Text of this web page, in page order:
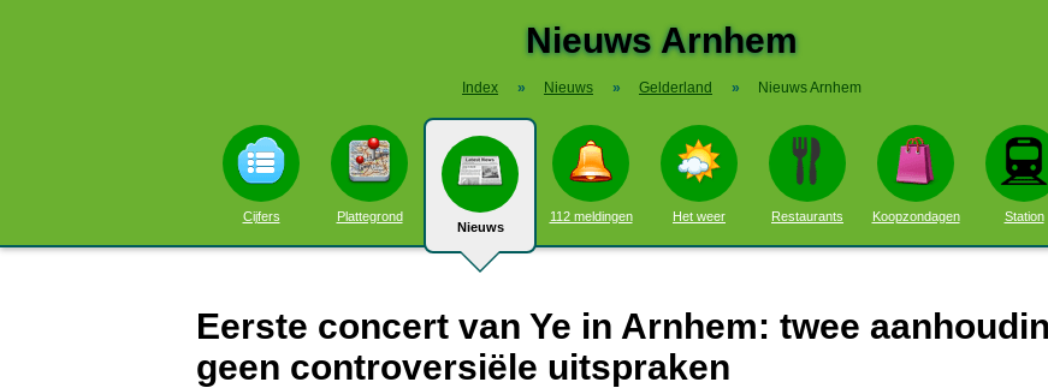
Nieuws Arnhem
Index » Nieuws » Gelderland » Nieuws Arnhem
Cijfers Plattegrond
Nieuws
112 meldingen Het weer Restaurants Koopzondagen Station
Eerste concert van Ye in Arnhem: twee
geen controversiële uitspraken